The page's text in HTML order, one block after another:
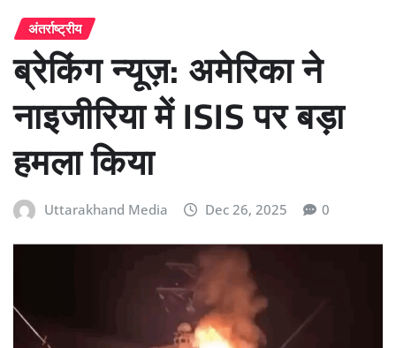
अंतर्राष्ट्रीय
ब्रेकिंग न्यूज़: अमेरिका ने
नाइजीरिया में ISIS पर बड़ा
हमला किया
Uttarakhand Media Dec 26, 2025 0